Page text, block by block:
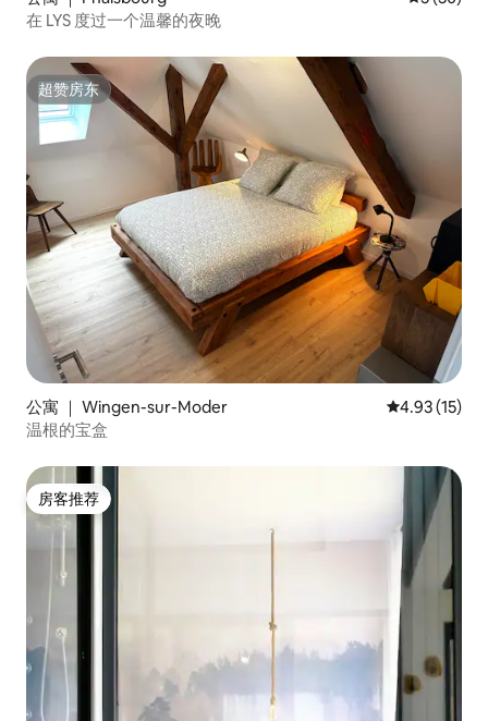
在 LYS 度过一个温馨的夜晚
超赞房东
超赞房东
公寓 ｜ Wingen-sur-Moder 平均评分
4.93 (15)
温根的宝盒
房客推荐
房客推荐